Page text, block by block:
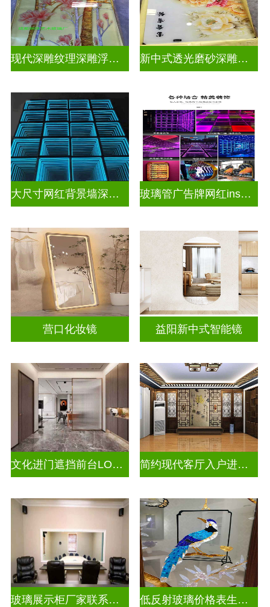
现代深雕纹理深雕浮雕玻璃 新中式透光磨砂深雕浮雕玻璃
大尺寸网红背景墙深渊镜 玻璃管广告牌网红ins灯带造型装饰千层镜深渊镜
营口化妆镜 益阳新中式智能镜
文化进门遮挡前台LOGO山水画背景墙玻璃 简约现代客厅入户进门遮挡玻璃屏风
玻璃展示柜厂家联系方式 低反射玻璃价格表生产电话